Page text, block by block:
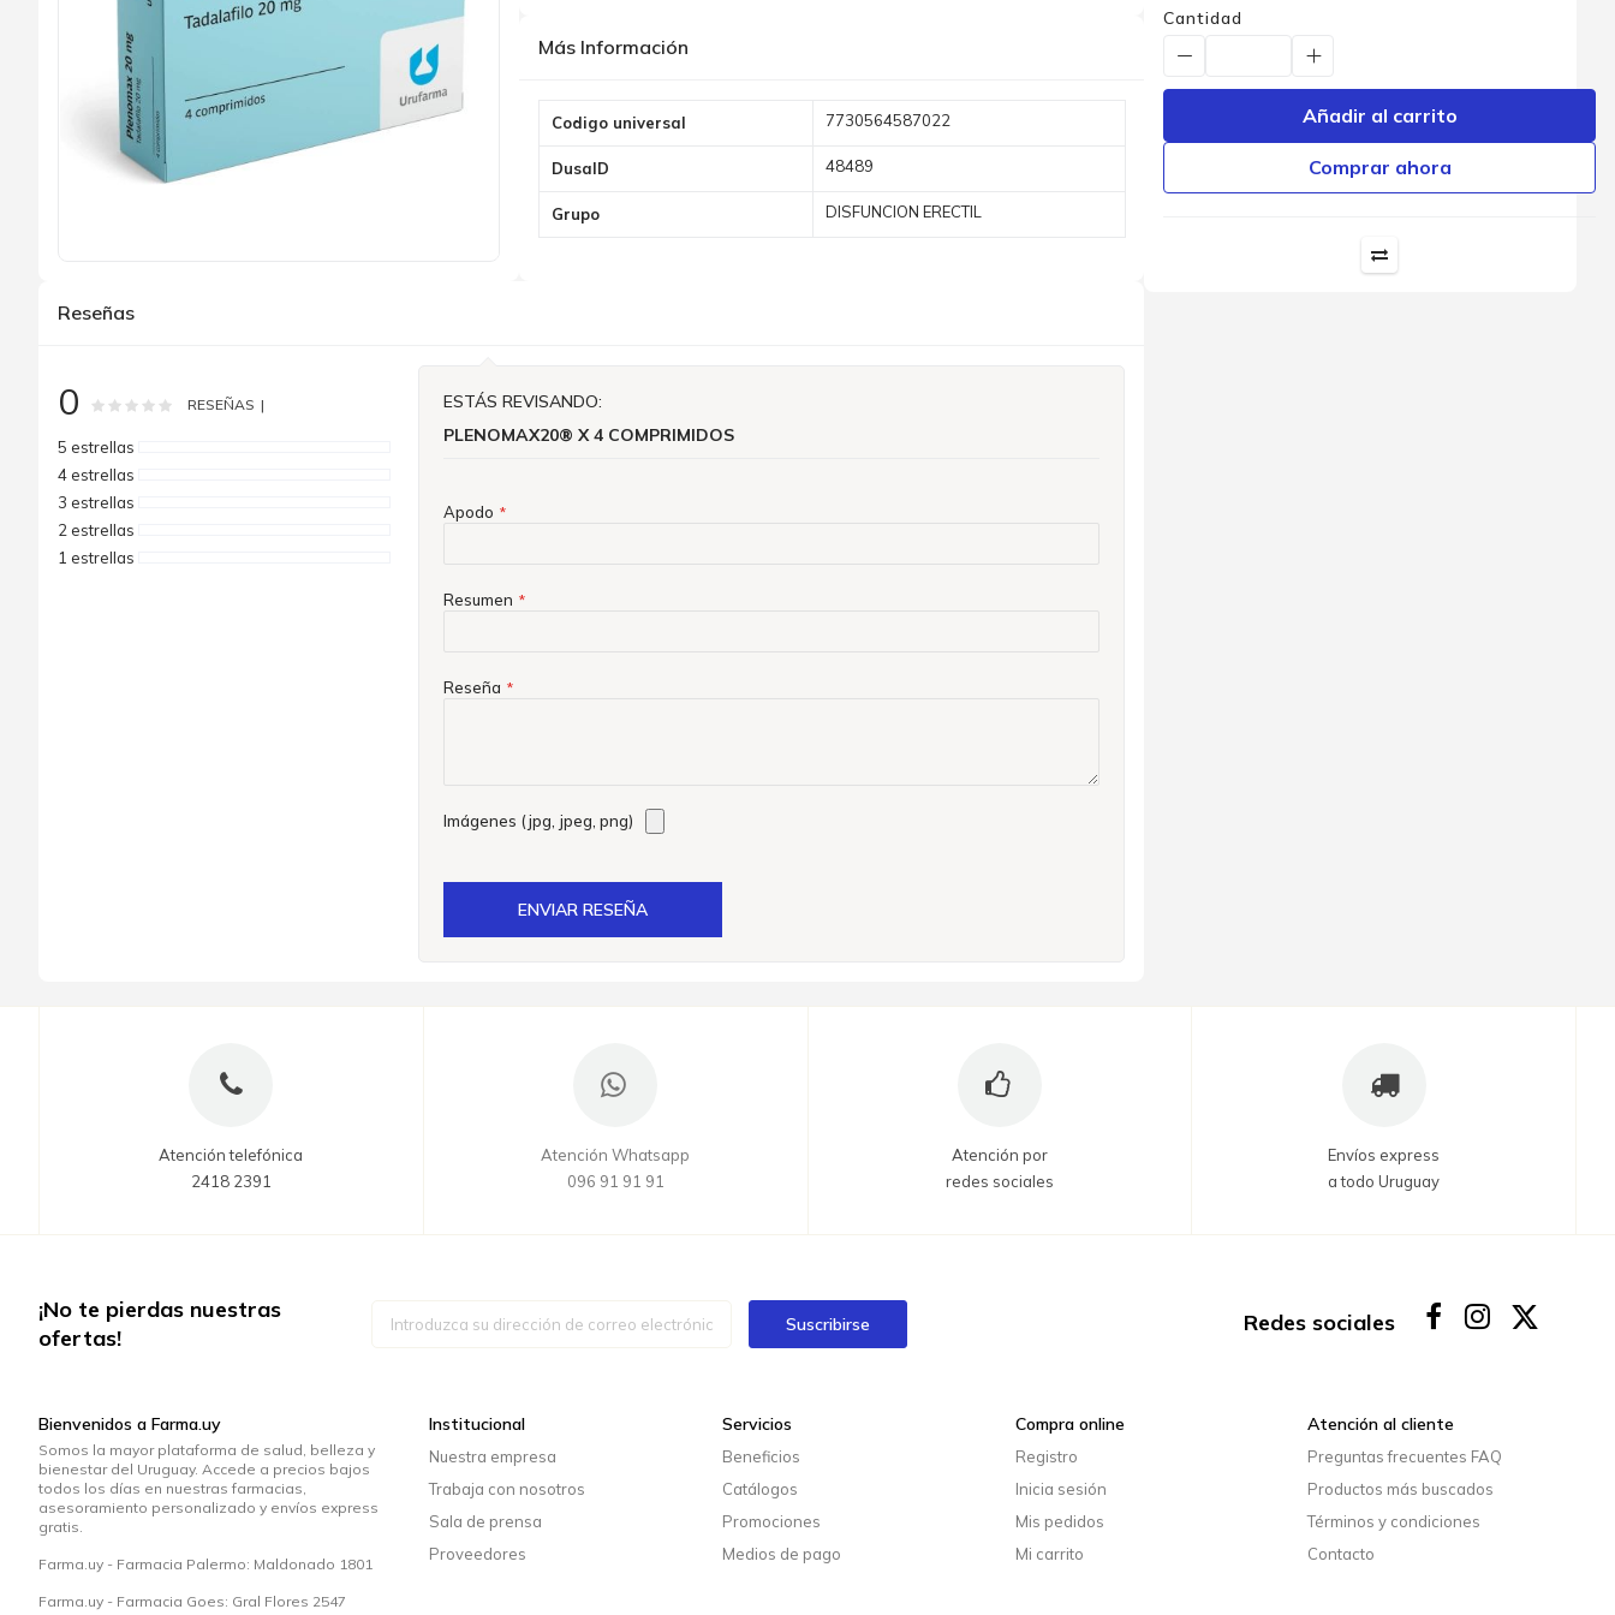
comienzo
de
imágenes
Más Información
Información
Codigo universal 7730564587022
DusaID 48489
Grupo DISFUNCION ERECTIL
Reseñas
0 Rating: % of100
RESEÑAS
5 estrellas
4 estrellas
3 estrellas
2 estrellas
1 estrellas
ESTÁS REVISANDO:
PLENOMAX20® X 4 COMPRIMIDOS
Apodo
Resumen
Reseña
Imágenes (jpg, jpeg, png)
ENVIAR RESEÑA
Cantidad
Añadir al carrito
Comprar ahora
Atención telefónica
2418 2391
Atención Whatsapp
096 91 91 91
Atención por
redes sociales
Envíos express
a todo Uruguay
¡No te pierdas nuestras
ofertas!
Suscribirse Redes sociales
Bienvenidos a Farma.uy
Somos la mayor plataforma de salud, belleza y
bienestar del Uruguay. Accede a precios bajos
todos los días en nuestras farmacias,
asesoramiento personalizado y envíos express
gratis.
Farma.uy - Farmacia Palermo: Maldonado 1801
Farma.uy - Farmacia Goes: Gral Flores 2547
Institucional
Nuestra empresa
Trabaja con nosotros
Sala de prensa
Proveedores
Servicios
Beneficios
Catálogos
Promociones
Medios de pago
Compra online
Registro
Inicia sesión
Mis pedidos
Mi carrito
Atención al cliente
Preguntas frecuentes FAQ
Productos más buscados
Términos y condiciones
Contacto